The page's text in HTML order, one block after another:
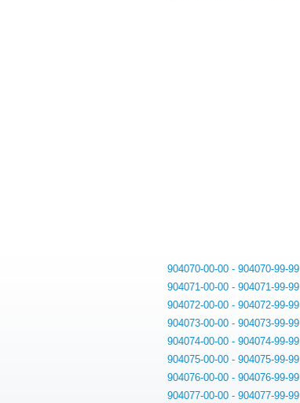
904070-00-00 - 904070-99-99
904071-00-00 - 904071-99-99
904072-00-00 - 904072-99-99
904073-00-00 - 904073-99-99
904074-00-00 - 904074-99-99
904075-00-00 - 904075-99-99
904076-00-00 - 904076-99-99
904077-00-00 - 904077-99-99